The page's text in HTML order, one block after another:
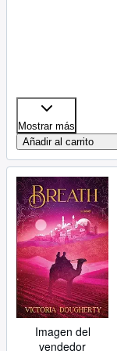
Mostrar más
Añadir al carrito
Imagen del
vendedor